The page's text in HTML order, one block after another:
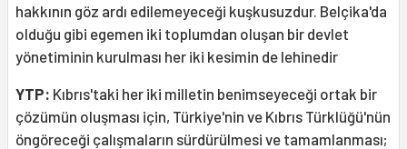
hakkının göz ardı edilemeyeceği kuşkusuzdur. Belçika'da
olduğu gibi egemen iki toplumdan oluşan bir devlet
yönetiminin kurulması her iki kesimin de lehinedir
YTP: Kıbrıs'taki her iki milletin benimseyeceği ortak bir
çözümün oluşması için, Türkiye'nin ve Kıbrıs Türklüğü'nün
öngöreceği çalışmaların sürdürülmesi ve tamamlanması;